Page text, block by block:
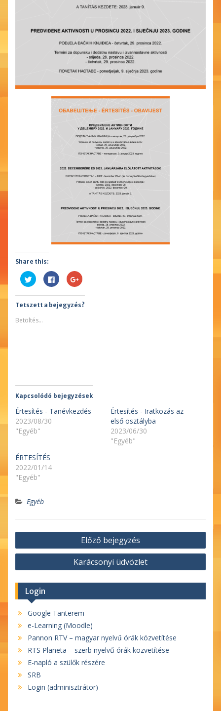
Share this:
Kattints
ide
Twitter-
en
való
ablakban
nyílik
Facebookon
való
megosztáshoz
kattintás
ide.
(Új
Megosztás
a
plusszon(Új
ablakban
nyílik
Tetszett a bejegyzés?
Betöltés...
Kapcsolódó bejegyzések
Értesítés - Tanévkezdés
2023/08/30
"Egyéb"
Értesítés - Iratkozás az
első osztályba
2023/06/30
"Egyéb"
ÉRTESÍTÉS
2022/01/14
"Egyéb"
Egyéb
Bejegyzés
navigáció
Előző bejegyzés
Karácsonyi üdvözlet
Login
Google Tanterem
e-Learning (Moodle)
Pannon RTV – magyar nyelvű órák közvetítése
RTS Planeta – szerb nyelvű órák közvetítése
E-napló a szülők részére
SRB
Login (adminisztrátor)